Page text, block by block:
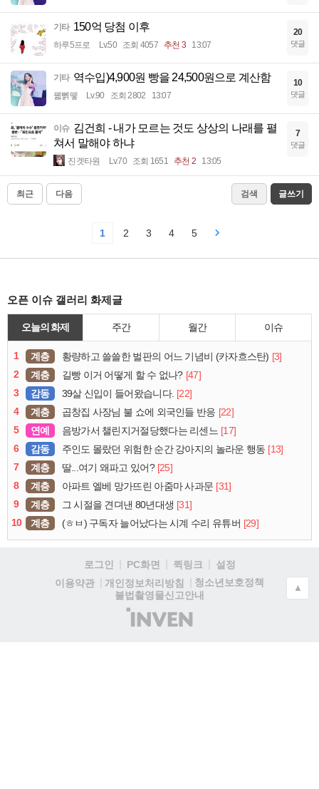
기타 150억 당첨 이후
하루5프로 Lv.50 조회 4057 추천 3 13:07
20
댓글
기타 역수입)4,900원 빵을 24,500원으로 계산함
꿻뻵뗗 Lv.90 조회 2802 13:07
10
댓글
이슈 김건희 - 내가 모르는 것도 상상의 나래를 펼
쳐서 말해야 하냐
진겟타원 Lv.70 조회 1651 추천 2 13:05
7
댓글
최근 다음 검색 글쓰기
1 2 3 4 5
오픈 이슈 갤러리 화제글
오늘의 화제 주간 월간 이슈
1 계층 황량하고 쓸쓸한 벌판의 어느 기념비 (카자흐스탄) [3]
2
계층 길빵 이거 어떻게 할 수 없나? [47]
3
감동 39살 신입이 들어왔습니다. [22]
4
계층 곱창집 사장님 불 쇼에 외국인들 반응 [22]
5
연예 음방가서 챌린지거절당했다는 리센느 [17]
6
감동 주인도 몰랐던 위험한 순간 강아지의 놀라운 행동 [13]
7
계층 딸...여기 왜파고 있어? [25]
8
계층 아파트 엘베 망가뜨린 아줌마 사과문 [31]
9
계층 그 시절을 견뎌낸 80년대생 [31]
10
계층 (ㅎㅂ) 구독자 늘어났다는 시계 수리 유튜버 [29]
로그인 PC화면 퀵링크
설정
이용약관
개인정보처리방침
청소년보호정책
불법촬영물신고안내
(주)
인
▲